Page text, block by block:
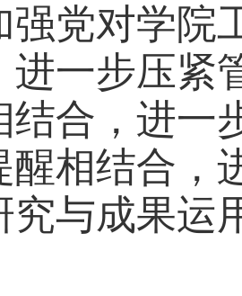
强党对学院
进一步压紧
结合，进一
醒相结合，
究与成果运